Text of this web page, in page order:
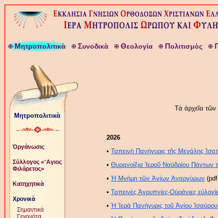
Μητροπολιτικὰ Συνοδικὰ Θεολογία Πολιτισμὸς
Μητροπολιτικὰ
Ὀργάνωσις
Σύλλογος «῞Αγιος
Φιλάρετος»
Κατηχητικὰ
Χρονικὰ
Σημαντικὰ
Γεγονότα
Τὰ ἀρχεῖα τῶν
2026
• Ταπεινὴ Πανήγυρις τῆς Μεγάλης
• Θυρανοίξια Ἱεροῦ Ναϋδρίου
• Ἡ Μνήμη τῶν Ἁγίων Ἀναργύρων
• Ταπεινὲς Ἀγρυπνίες-Οὐράνιες
• Ἡ Ἱερὰ Πανήγυρις τοῦ Ἁγίου Ἰσαύρου